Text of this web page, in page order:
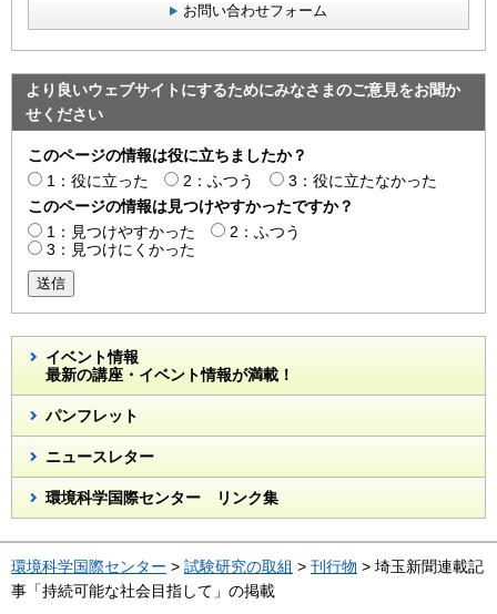
お問い合わせフォーム
より良いウェブサイトにするためにみなさまのご意見をお聞か
せください
このページの情報は役に立ちましたか？
1：役に立った
2：ふつう
3：役に立たなかった
このページの情報は見つけやすかったですか？
1：見つけやすかった
2：ふつう
3：見つけにくかった
送信
イベント情報
最新の講座・イベント情報が満載！
パンフレット
ニュースレター
環境科学国際センター リンク集
環境科学国際センター > 試験研究の取組 > 刊行物 > 埼玉新聞連載記
事「持続可能な社会目指して」の掲載